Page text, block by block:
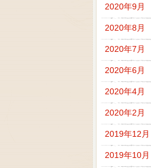
2020年9月
2020年8月
2020年7月
2020年6月
2020年4月
2020年2月
2019年12月
2019年10月